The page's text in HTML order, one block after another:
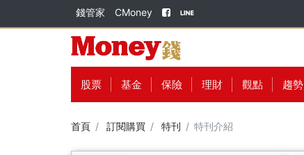
錢管家 CMoney
股票 基金 保險 理財 觀點 趨勢
首頁 訂閱購買 特刊 特刊介紹